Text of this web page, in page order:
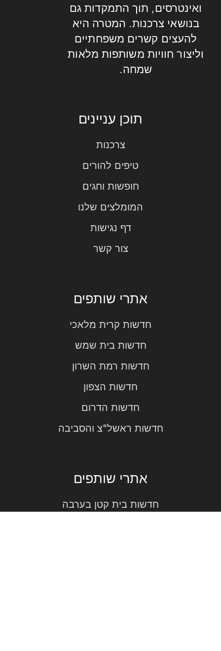
ואינטרסים, תוך התמקדות גם
בנושאי צרכנות. המטרה היא
להעצים קשרים משפחתיים
וליצור חוויות משותפות מלאות
שמחה.
תוכן עניינים
צרכנות
טיפים להורים
חופשות וחגים
המומלצים שלנו
דף נגישות
צור קשר
אתרי שותפים
חדשות קרית מלאכי
חדשות בית שמש
חדשות רמת השרון
חדשות הצפון
חדשות הדרום
חדשות ראשל"צ והסביבה
אתרי שותפים
חדשות בית קטן בערבה